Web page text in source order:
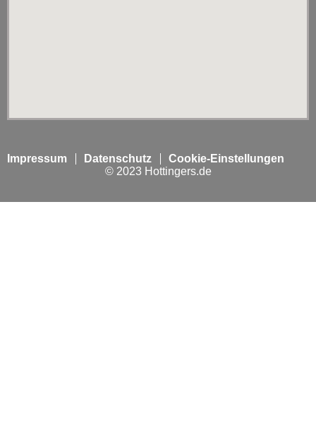
Impressum Datenschutz
Cookie-Einstellungen
© 2023 Hottingers.de